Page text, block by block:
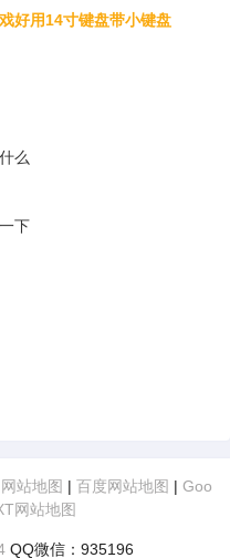
好用14寸键盘带小键盘
么
下
网站地图 | 百度网站地图 | Goo
网站地图
QQ微信：935196